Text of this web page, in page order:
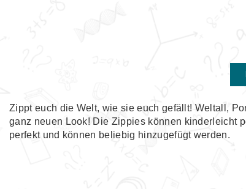
Zippt euch die Welt, wie sie euch gefällt! Weltall,
ganz neuen Look! Die Zippies können kinderleicht
perfekt und können beliebig hinzugefügt werden.